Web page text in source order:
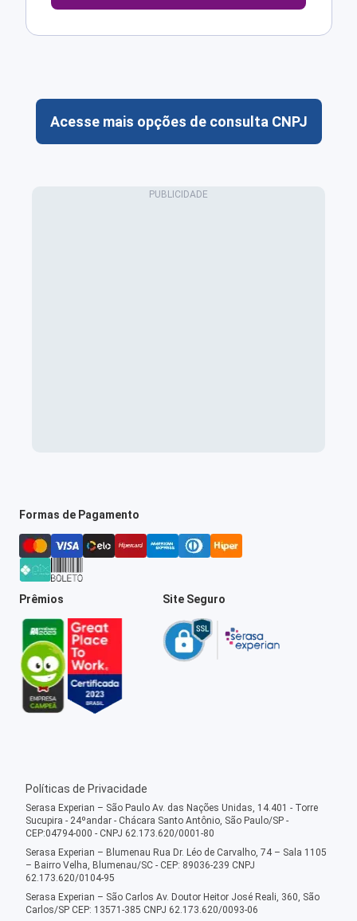
Acesse mais opções de consulta CNPJ
Formas de Pagamento
Prêmios Site Seguro
Políticas de Privacidade
Serasa Experian – São Paulo Av. das Nações Unidas, 14.401 - Torre
Sucupira - 24ºandar - Chácara Santo Antônio, São Paulo/SP -
CEP:04794-000 - CNPJ 62.173.620/0001-80
Serasa Experian – Blumenau Rua Dr. Léo de Carvalho, 74 – Sala 1105
– Bairro Velha, Blumenau/SC - CEP: 89036-239 CNPJ
62.173.620/0104-95
Serasa Experian – São Carlos Av. Doutor Heitor José Reali, 360, São
Carlos/SP CEP: 13571-385 CNPJ 62.173.620/0093-06